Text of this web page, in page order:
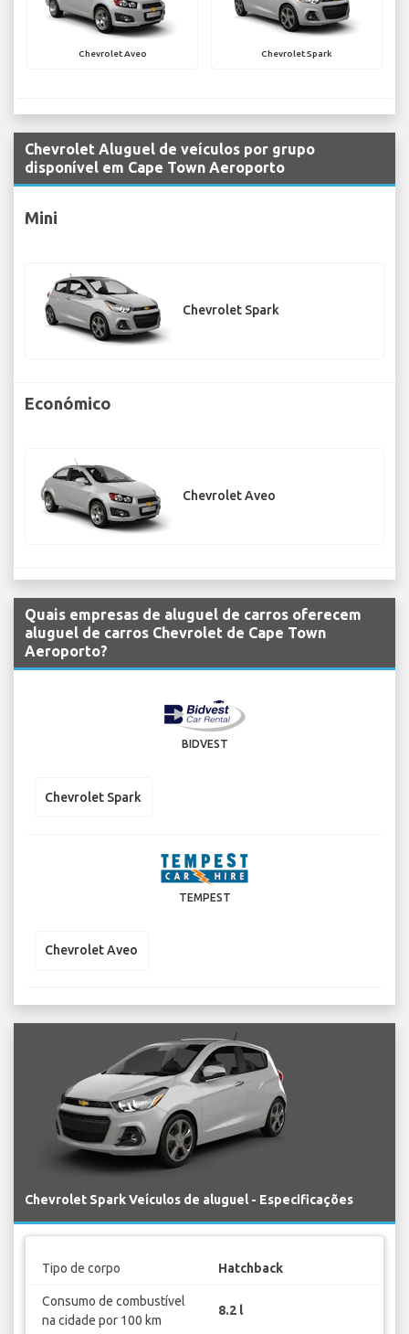
Chevrolet Aveo Chevrolet Spark
Chevrolet Aluguel de veículos por grupo
disponível em Cape Town Aeroporto
Mini
Chevrolet Spark
Económico
Chevrolet Aveo
Quais empresas de aluguel de carros oferecem
aluguel de carros Chevrolet de Cape Town
Aeroporto?
BIDVEST
Chevrolet Spark
TEMPEST
Chevrolet Aveo
Chevrolet Spark Veículos de aluguel - Especificações
Tipo de corpo Hatchback
Consumo de combustível
na cidade por 100 km
8.2 l